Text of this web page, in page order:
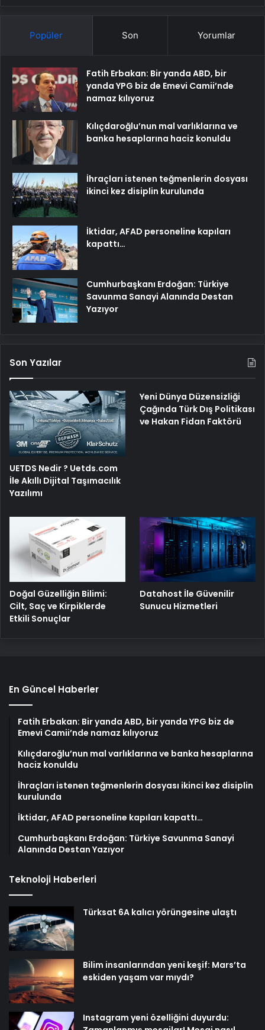
Popüler Son Yorumlar
Fatih Erbakan: Bir yanda ABD, bir
yanda YPG biz de Emevi Camii’nde
namaz kılıyoruz
Kılıçdaroğlu’nun mal varlıklarına ve
banka hesaplarına haciz konuldu
İhraçları istenen teğmenlerin dosyası
ikinci kez disiplin kurulunda
İktidar, AFAD personeline kapıları
kapattı…
Cumhurbaşkanı Erdoğan: Türkiye
Savunma Sanayi Alanında Destan
Yazıyor
Son Yazılar
UETDS Nedir ? Uetds.com
İle Akıllı Dijital Taşımacılık
Yazılımı
Yeni Dünya Düzensizliği
Çağında Türk Dış Politikası
ve Hakan Fidan Faktörü
Doğal Güzelliğin Bilimi:
Cilt, Saç ve Kirpiklerde
Etkili Sonuçlar
Datahost İle Güvenilir
Sunucu Hizmetleri
En Güncel Haberler
Fatih Erbakan: Bir yanda ABD, bir yanda YPG biz de
Emevi Camii’nde namaz kılıyoruz
Kılıçdaroğlu’nun mal varlıklarına ve banka hesaplarına
haciz konuldu
İhraçları istenen teğmenlerin dosyası ikinci kez disiplin
kurulunda
İktidar, AFAD personeline kapıları kapattı…
Cumhurbaşkanı Erdoğan: Türkiye Savunma Sanayi
Alanında Destan Yazıyor
Teknoloji Haberleri
Türksat 6A kalıcı yörüngesine ulaştı
Bilim insanlarından yeni keşif: Mars’ta
eskiden yaşam var mıydı?
Instagram yeni özelliğini duyurdu: